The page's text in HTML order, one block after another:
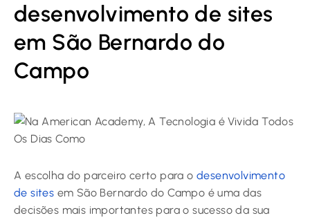
desenvolvimento de sites
em São Bernardo do
Campo
A escolha do parceiro certo para o desenvolvimento
de sites em São Bernardo do Campo é uma das
decisões mais importantes para o sucesso da sua